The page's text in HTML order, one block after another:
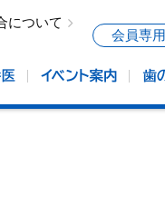
について
会員専用